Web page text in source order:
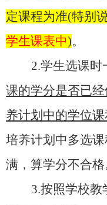
定课程为准(特别
学生课表中)。
2.学生选课时
课的学分是否已
养计划中的学位
培养计划中多选
满，算学分不合格
3.按照学校教